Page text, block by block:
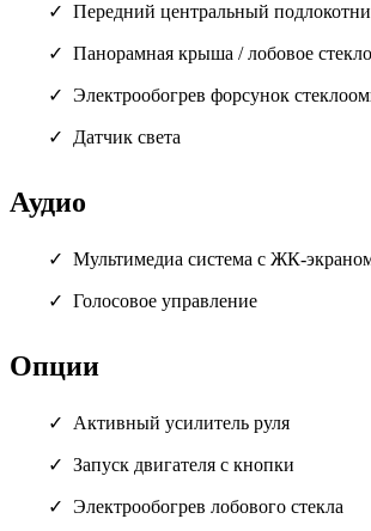
Передний центральный
Панорамная крыша / лобовое стекло
Электрообогрев форсунок
Датчик света
Аудио
Мультимедиа система с ЖК-
Голосовое управление
Опции
Активный усилитель руля
Запуск двигателя с кнопки
Электрообогрев лобового стекла